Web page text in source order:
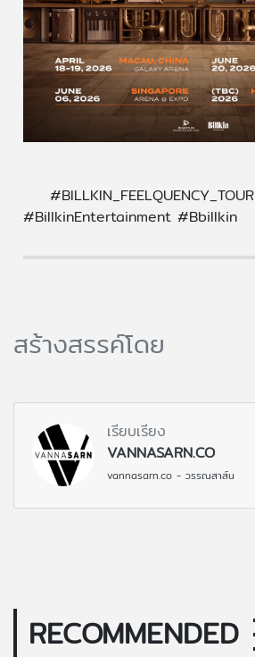
#BILLKIN_FEELQUENCY_TOUR
#BillkinEntertainment #Bbillkin
สร้างสรรค์โดย
เรียบเรียง
VANNASARN.CO
vannasarn.co - วรรณสาส์น
RECOMMENDED